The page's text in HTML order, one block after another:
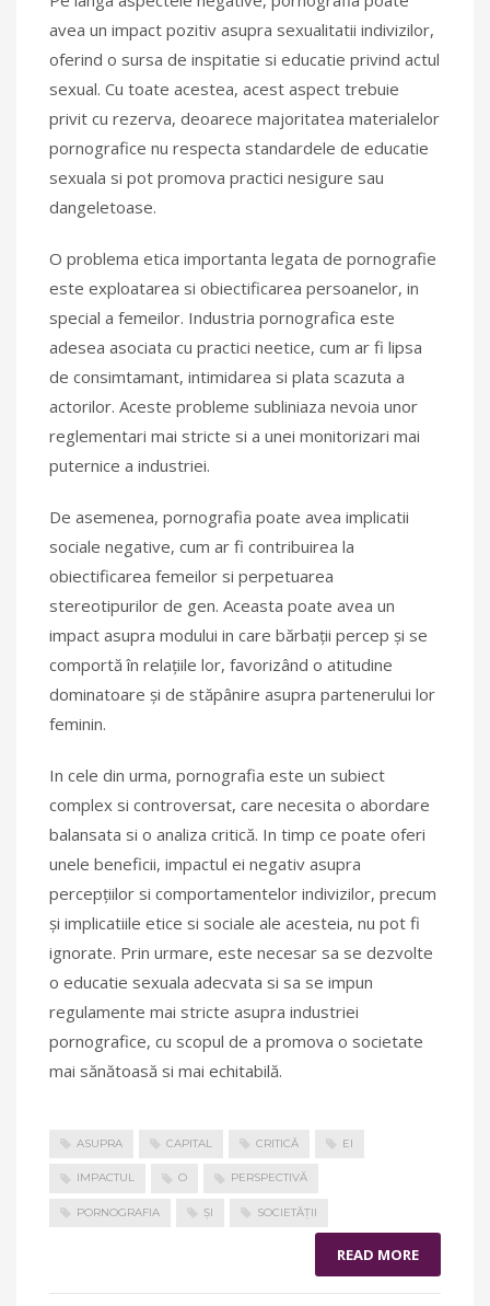
avea un impact pozitiv asupra sexualitatii indivizilor,
oferind o sursa de inspitatie si educatie privind actul
sexual. Cu toate acestea, acest aspect trebuie
privit cu rezerva, deoarece majoritatea materialelor
pornografice nu respecta standardele de educatie
sexuala si pot promova practici nesigure sau
dangeletoase.
O problema etica importanta legata de pornografie
este exploatarea si obiectificarea persoanelor, in
special a femeilor. Industria pornografica este
adesea asociata cu practici neetice, cum ar fi lipsa
de consimtamant, intimidarea si plata scazuta a
actorilor. Aceste probleme subliniaza nevoia unor
reglementari mai stricte si a unei monitorizari mai
puternice a industriei.
De asemenea, pornografia poate avea implicatii
sociale negative, cum ar fi contribuirea la
obiectificarea femeilor si perpetuarea
stereotipurilor de gen. Aceasta poate avea un
impact asupra modului in care bărbații percep și se
comportă în relațiile lor, favorizând o atitudine
dominatoare și de stăpânire asupra partenerului lor
feminin.
In cele din urma, pornografia este un subiect
complex si controversat, care necesita o abordare
balansata si o analiza critică. In timp ce poate oferi
unele beneficii, impactul ei negativ asupra
percepțiilor si comportamentelor indivizilor, precum
și implicatiile etice si sociale ale acesteia, nu pot fi
ignorate. Prin urmare, este necesar sa se dezvolte
o educatie sexuala adecvata si sa se impun
regulamente mai stricte asupra industriei
pornografice, cu scopul de a promova o societate
mai sănătoasă si mai echitabilă.
ASUPRA CAPITAL CRITICĂ EI
IMPACTUL O PERSPECTIVĂ
PORNOGRAFIA ȘI SOCIETĂȚII
READ MORE